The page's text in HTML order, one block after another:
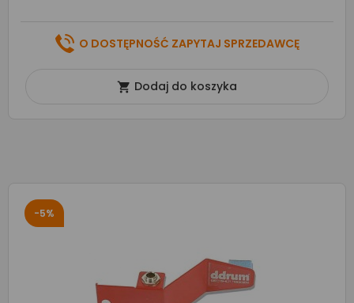
O DOSTĘPNOŚĆ ZAPYTAJ SPRZEDAWCĘ
 Dodaj do koszyka
-5%